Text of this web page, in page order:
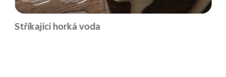
Stříkající horká voda